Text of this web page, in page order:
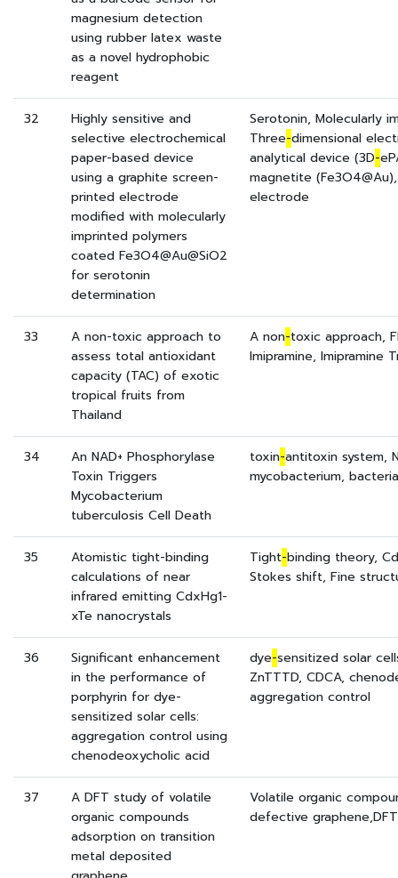
magnesium detection
using rubber latex waste
as a novel hydrophobic
reagent
32
Highly sensitive and
selective electrochemical
paper-based device
using a graphite screen-
printed electrode
modified with molecularly
imprinted polymers
coated Fe3O4@Au@SiO2
for serotonin
determination
Serotonin, Molecularly
Three-dimensional
analytical device (3D-
magnetite
electrode
33
A non-toxic approach to
assess total antioxidant
capacity (TAC) of exotic
tropical fruits from
Thailand
A non-toxic approach,
Imipramine, Imipramine
34
An NAD+ Phosphorylase
Toxin Triggers
Mycobacterium
tuberculosis Cell Death
toxin-antitoxin system,
mycobacterium,
35
Atomistic tight-binding
calculations of near
infrared emitting CdxHg1-
xTe nanocrystals
Tight-binding theory,
Stokes shift, Fine
36
Significant enhancement
in the performance of
porphyrin for dye-
sensitized solar cells:
aggregation control using
chenodeoxycholic acid
dye-sensitized solar
ZnTTTD, CDCA,
aggregation control
37
A DFT study of volatile
organic compounds
adsorption on transition
metal deposited
Volatile organic
defective